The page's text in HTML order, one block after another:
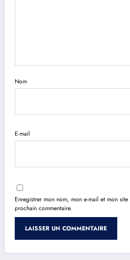
Nom
E-mail
Enregistrer mon nom, mon e-mail et mon
prochain commentaire.